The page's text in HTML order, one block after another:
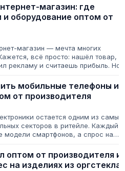
магазин: где
и оборудование оптом от
магазин — мечта многих
всё просто: нашёл товар,
рекламу и считаешь прибыль. Но
интернет магазин...
мобильные телефоны и
от производителя
остается одним из самых
секторов в ритейле. Каждый
модели смартфонов, а спрос на
бизнес...
оптом от производителя и
на изделиях из оргстекла